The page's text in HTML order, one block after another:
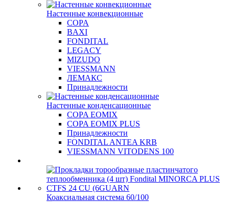
Настенные конвекционные
COPA
BAXI
FONDITAL
LEGACY
MIZUDO
VIESSMANN
ЛЕМАКС
Принадлежности
Настенные конденсационные
COPA EOMIX
COPA EOMIX PLUS
Принадлежности
FONDITAL ANTEA KRB
VIESSMANN VITODENS 100
Коаксиальная система 60/100